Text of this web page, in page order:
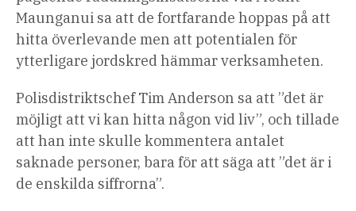
Maunganui sa att de fortfarande hoppas på att
hitta överlevande men att potentialen för
ytterligare jordskred hämmar verksamheten.
Polisdistriktschef Tim Anderson sa att ”det är
möjligt att vi kan hitta någon vid liv”, och tillade
att han inte skulle kommentera antalet
saknade personer, bara för att säga att ”det är i
de enskilda siffrorna”.